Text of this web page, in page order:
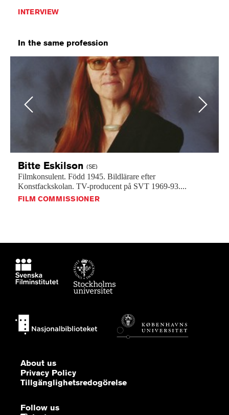
INTERVIEW
In the same profession
Previous
Bitte Eskilson (SE)
Filmkonsulent. Född 1945. Bildlärare efter
Konstfackskolan. TV-producent på SVT 1969-93....
FILM COMMISSIONER
Next
About us
Privacy Policy
Tillgänglighetsredogörelse
Follow us